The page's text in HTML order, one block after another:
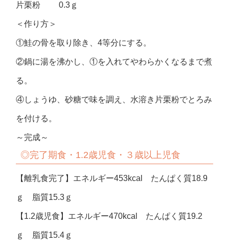
片栗粉 0.3ｇ
＜作り方＞
①鮭の骨を取り除き、4等分にする。
②鍋に湯を沸かし、①を入れてやわらかくなるまで煮
る。
④しょうゆ、砂糖で味を調え、水溶き片栗粉でとろみ
を付ける。
～完成～
◎完了期食・1.2歳児食・３歳以上児食
【離乳食完了】エネルギー453kcal たんぱく質18.9
ｇ 脂質15.3ｇ
【1.2歳児食】エネルギー470kcal たんぱく質19.2
ｇ 脂質15.4ｇ